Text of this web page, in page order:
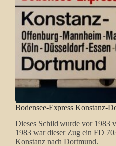
Bodensee-Express Konstanz-
Dieses Schild wurde vor 1983
1983 war dieser Zug ein FD
Konstanz nach Dortmund.